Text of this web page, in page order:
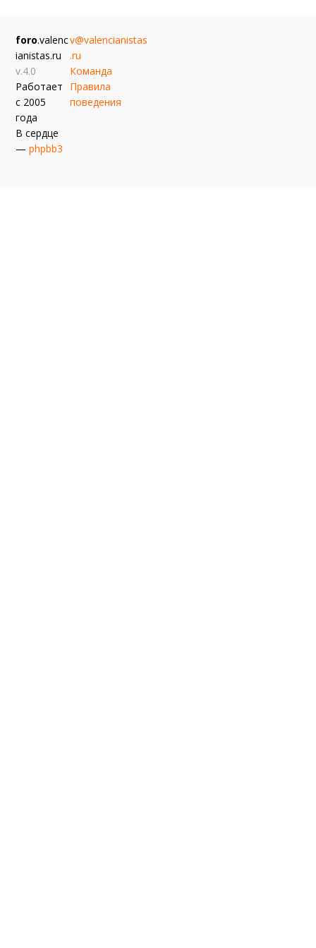
foro.valenc
ianistas.ru
v.4.0
Работает
с 2005
года
В сердце
—phpbb3
v@valencianistas
.ru
Команда
Правила
поведения